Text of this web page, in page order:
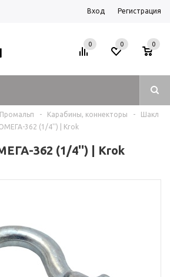
Вход Регистрация
0 0
0
Промальп - Карабины, коннекторы -
Шакл
362 (1/4'') | Krok
362 (1/4'') | Krok